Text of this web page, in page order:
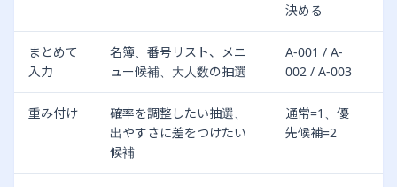
決める
まとめて
入力
名簿、番号リスト、メニ
ュー候補、大人数の抽選
A-001 / A-
002 / A-003
重み付け
確率を調整したい抽選、
出やすさに差をつけたい
候補
通常=1、優
先候補=2